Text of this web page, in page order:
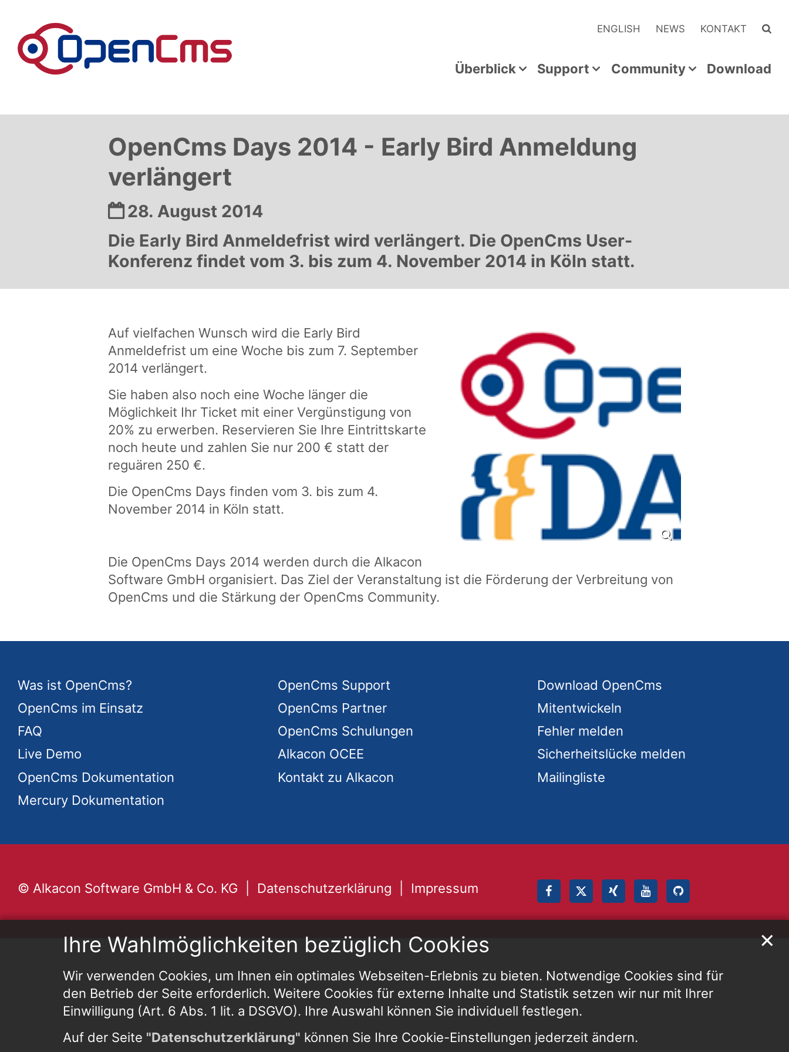
Ihre Wahlmöglichkeiten bezüglich Cookies
Wir verwenden Cookies, um Ihnen ein optimales Webseiten-Erlebnis zu bieten. Notwendige Cookies sind für
den Betrieb der Seite erforderlich. Weitere Cookies für externe Inhalte und Statistik setzen wir nur mit Ihrer
Einwilligung (Art. 6 Abs. 1 lit. a DSGVO). Ihre Auswahl können Sie individuell festlegen.
Auf der Seite "Datenschutzerklärung" können Sie Ihre Cookie-Einstellungen jederzeit ändern.
✕
ENGLISH NEWS KONTAKT
Überblick Support Community Download
OpenCms Days 2014 - Early Bird Anmeldung
verlängert
Datum:
28. August 2014
Die Early Bird Anmeldefrist wird verlängert. Die OpenCms User-
Konferenz findet vom 3. bis zum 4. November 2014 in Köln statt.
Auf vielfachen Wunsch wird die Early Bird
Anmeldefrist um eine Woche bis zum 7. September
2014 verlängert.
Sie haben also noch eine Woche länger die
Möglichkeit Ihr Ticket mit einer Vergünstigung von
20% zu erwerben. Reservieren Sie Ihre Eintrittskarte
noch heute und zahlen Sie nur 200 € statt der
reguären 250 €.
Die OpenCms Days finden vom 3. bis zum 4.
November 2014 in Köln statt.
Die OpenCms Days 2014 werden durch die Alkacon
Software GmbH organisiert. Das Ziel der Veranstaltung ist die Förderung der Verbreitung von
OpenCms und die Stärkung der OpenCms Community.
Was ist OpenCms?
OpenCms im Einsatz
FAQ
Live Demo
OpenCms Dokumentation
Mercury Dokumentation
OpenCms Support
OpenCms Partner
OpenCms Schulungen
Alkacon OCEE
Kontakt zu Alkacon
Download OpenCms
Mitentwickeln
Fehler melden
Sicherheitslücke melden
Mailingliste
© Alkacon Software GmbH & Co. KG Datenschutzerklärung Impressum